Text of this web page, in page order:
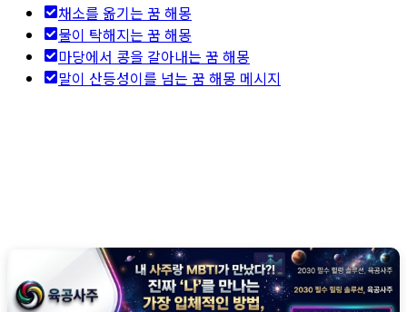
채소를 옮기는 꿈 해몽
물이 탁해지는 꿈 해몽
마당에서 콩을 갈아내는 꿈 해몽
말이 산등성이를 넘는 꿈 해몽 메시지